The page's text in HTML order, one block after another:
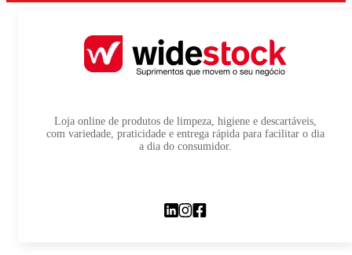
Loja online de produtos de limpeza, higiene e descartáveis,
com variedade, praticidade e entrega rápida para facilitar o dia
a dia do consumidor.